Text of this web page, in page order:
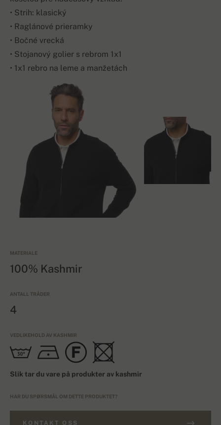
• Strih: klasický
• Raglánové prieramky
• Bočné vrecká
• Stojanový golier s rebrom 1x1
• 1x1 rebro na leme a manžetách
MATERIALE
100% Kashmir
ANTALL TRÅDER
4
VEDLIKEHOLD AV KASHMIR
Slik tar du vare på produkter av kashmir
HAR DU SPØRSMÅL OM DETTE PRODUKTET?
KONTAKT OSS